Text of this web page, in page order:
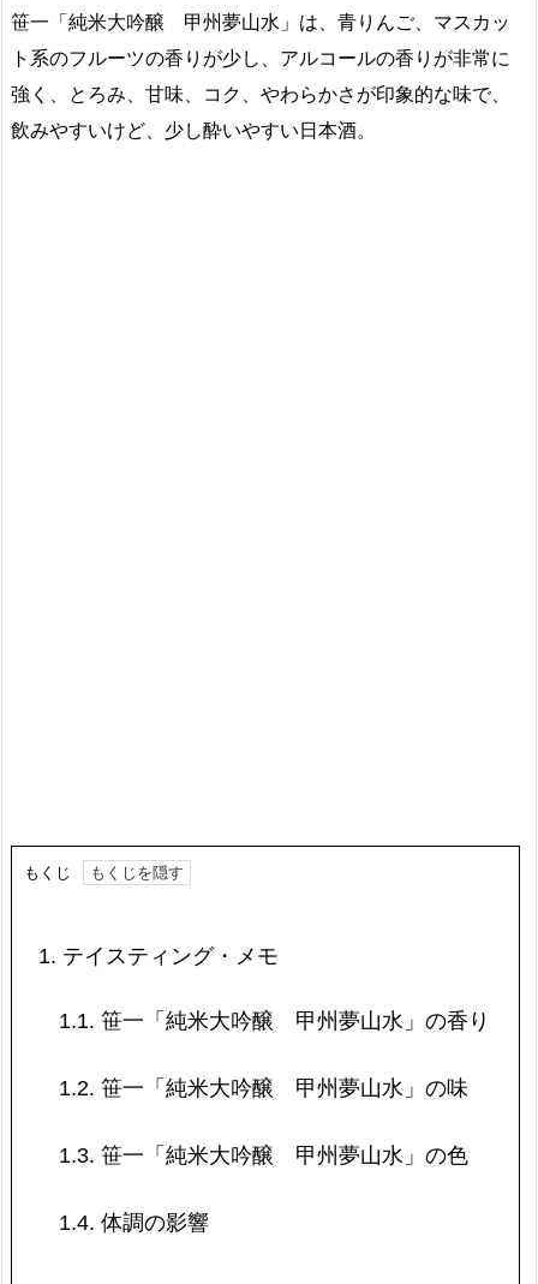
笹一「純米大吟醸 甲州夢山水」は、青りんご、マスカッ
ト系のフルーツの香りが少し、アルコールの香りが非常に
強く、とろみ、甘味、コク、やわらかさが印象的な味で、
飲みやすいけど、少し酔いやすい日本酒。
もくじ
1. テイスティング・メモ
1.1. 笹一「純米大吟醸 甲州夢山水」の香り
1.2. 笹一「純米大吟醸 甲州夢山水」の味
1.3. 笹一「純米大吟醸 甲州夢山水」の色
1.4. 体調の影響